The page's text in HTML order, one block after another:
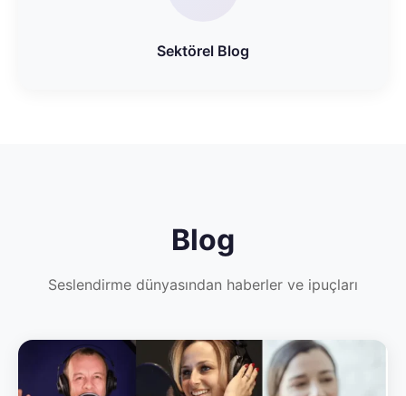
Sektörel Blog
Blog
Seslendirme dünyasından haberler ve ipuçları